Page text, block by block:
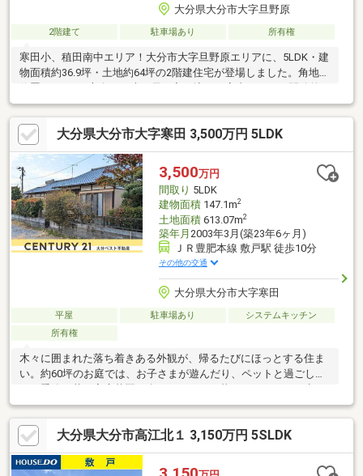
大分県大分市大字旦野原
2階建て 駐車場あり 所有権
寒田小、稙田南中エリア！大分市大字旦野原エリアに、5LDK・建
物面積約36.9坪・土地約64坪の2階建住宅が登場しました。角地に
す。隣家との距離感もゆったりしており、伸びやかな住環境が魅
力。5LDKの広々とした間取りは大家族・二世帯にもおすすめで
す。駐車スペースの造成工事のご相談も当社にお任せください。
リフォーム・リノベーションも対応しております。空家のためい
つでもご案内可能です！
大分県大分市大字寒田 3,500万円 5LDK
3,500万円
間取り 5LDK
建物面積147.1m2
土地面積613.07m2
築年月 2003年3月(築23年6ヶ月)
ＪＲ豊肥本線 敷戸駅 徒歩10分
その他の交通
大分県大分市大字寒田
平屋 駐車場あり
システムキッチン
所有権
木々に囲まれた落ち着きある外観が、帰るたびにほっとする住ま
い。約60坪のお庭では、お子さまが遊んだり、ペットと過ごした
れます。室内には3口IHクッキングヒーターを備え、日々の料理も
スムーズに。1坪以上のお風呂には追い焚き機能があり、家族それ
ぞれの時間に合わせてあたたかな入浴ができます。さらに倉庫付
きで、大きめの荷物や外まわり用品もすっきり収納。自然を身近
に感じながら、家族らしい時間を育める一邸です。
大分県大分市高江北１ 3,150万円 5SLDK